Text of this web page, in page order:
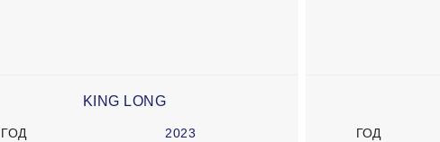
KING LONG
ГОД
2023
ГОД